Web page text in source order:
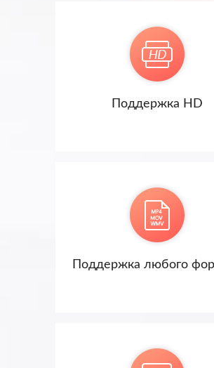
Поддержка HD
Поддержка любого